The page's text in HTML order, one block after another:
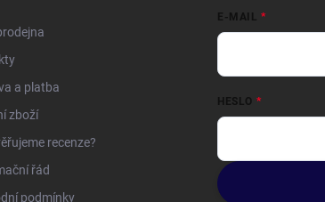
a platba
zboží
recenze?
řád
podmínky
E-MAIL
HESLO